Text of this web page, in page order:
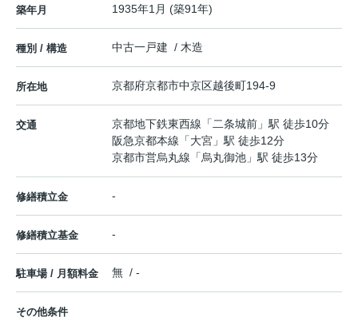
築年月 1935年1月 (築91年)
種別 / 構造 中古一戸建 / 木造
所在地 京都府京都市中京区越後町194-9
交通 京都地下鉄東西線 「 二条城前 」駅 徒歩10分
阪急京都本線 「大宮 」駅 徒歩12分
京都市営烏丸線 「烏丸御池 」駅 徒歩13分
修繕積立金 -
修繕積立基金 -
駐車場 / 月額料金 無 / -
その他条件